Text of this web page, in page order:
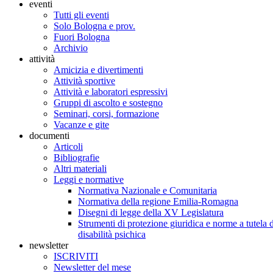
eventi
Tutti gli eventi
Solo Bologna e prov.
Fuori Bologna
Archivio
attività
Amicizia e divertimenti
Attività sportive
Attività e laboratori espressivi
Gruppi di ascolto e sostegno
Seminari, corsi, formazione
Vacanze e gite
documenti
Articoli
Bibliografie
Altri materiali
Leggi e normative
Normativa Nazionale e Comunitaria
Normativa della regione Emilia-Romagna
Disegni di legge della XV Legislatura
Strumenti di protezione giuridica e norme a tutela
disabilità psichica
newsletter
ISCRIVITI
Newsletter del mese